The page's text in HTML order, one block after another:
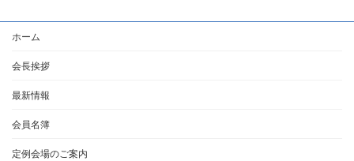
ホーム
会長挨拶
最新情報
会員名簿
定例会場のご案内